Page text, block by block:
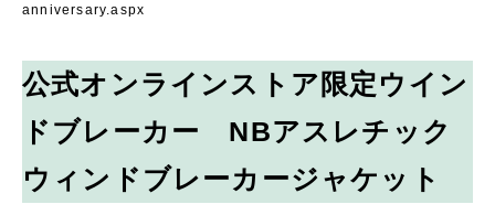
anniversary.aspx
公式オンラインストア限定ウイン
ドブレーカー NBアスレチック
ウィンドブレーカージャケット